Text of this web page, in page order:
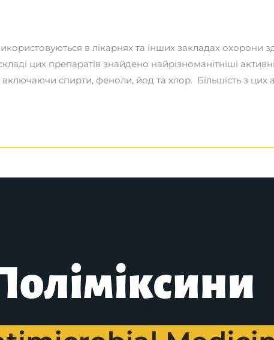
в лікарнях та інших закладах охорони
цих препаратів знайдено найрізноманітніші
спирти, феноли, йод та хлор. Більшість з